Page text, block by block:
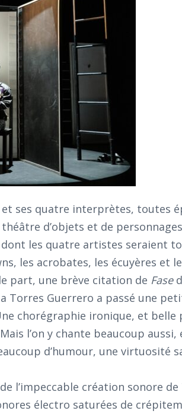
ses quatre interprètes, toutes
d’objets et de
les quatre artistes seraient
les acrobates, les écuyères et
part, une brève citation de Fase
Torres Guerrero a passé une
chorégraphie ironique, et
l’on y chante beaucoup
d’humour, une virtuosité
l’impeccable création sonore
électro saturées de